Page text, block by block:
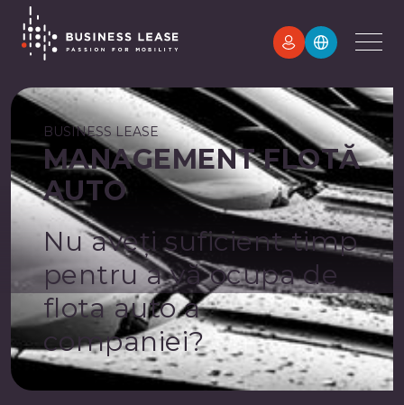
BUSINESS LEASE
MANAGEMENT FLOTĂ
AUTO
Nu aveți suficient timp
pentru a vă ocupa de
flota auto a
companiei?